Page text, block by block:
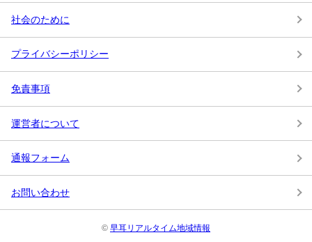
社会のために
プライバシーポリシー
免責事項
運営者について
通報フォーム
お問い合わせ
© 早耳リアルタイム地域情報